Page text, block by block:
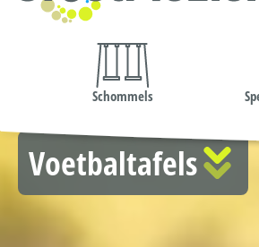
Schommels
Voetbaltafels